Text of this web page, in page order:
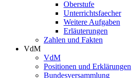
Oberstufe
Unterrichtsfaecher
Weitere Aufgaben
Erläuterungen
Zahlen und Fakten
VdM
VdM
Positionen und Erklärungen
Bundesversammlung